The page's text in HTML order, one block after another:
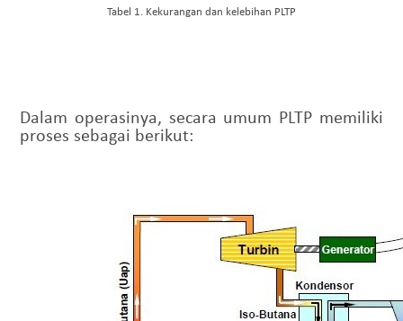
Tabel 1. Kekurangan dan kelebihan PLTP
Dalam operasinya, secara umum PLTP memiliki
proses sebagai berikut: